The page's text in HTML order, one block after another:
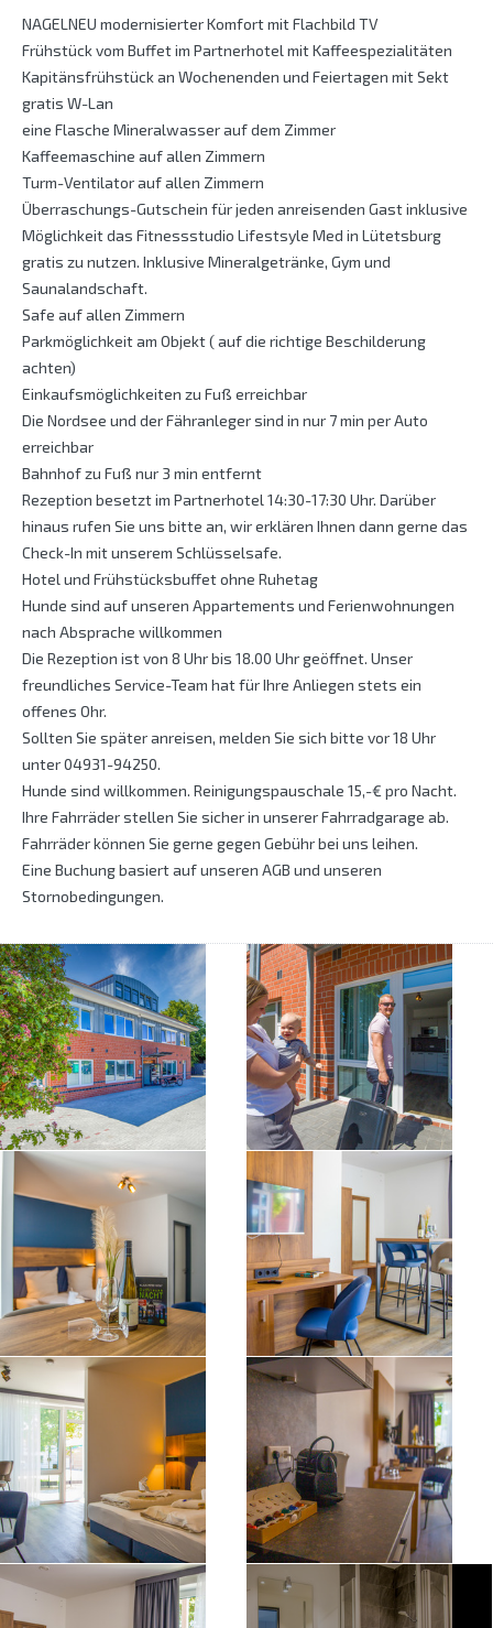
NAGELNEU modernisierter Komfort mit Flachbild TV
Frühstück vom Buffet im Partnerhotel mit Kaffeespezialitäten
Kapitänsfrühstück an Wochenenden und Feiertagen mit Sekt
gratis W-Lan
eine Flasche Mineralwasser auf dem Zimmer
Kaffeemaschine auf allen Zimmern
Turm-Ventilator auf allen Zimmern
Überraschungs-Gutschein für jeden anreisenden Gast inklusive
Möglichkeit das Fitnessstudio Lifestsyle Med in Lütetsburg
gratis zu nutzen. Inklusive Mineralgetränke, Gym und
Saunalandschaft.
Safe auf allen Zimmern
Parkmöglichkeit am Objekt ( auf die richtige Beschilderung
achten)
Einkaufsmöglichkeiten zu Fuß erreichbar
Die Nordsee und der Fähranleger sind in nur 7 min per Auto
erreichbar
Bahnhof zu Fuß nur 3 min entfernt
Rezeption besetzt im Partnerhotel 14:30-17:30 Uhr. Darüber
hinaus rufen Sie uns bitte an, wir erklären Ihnen dann gerne das
Check-In mit unserem Schlüsselsafe.
Hotel und Frühstücksbuffet ohne Ruhetag
Hunde sind auf unseren Appartements und Ferienwohnungen
nach Absprache willkommen
Die Rezeption ist von 8 Uhr bis 18.00 Uhr geöffnet. Unser
freundliches Service-Team hat für Ihre Anliegen stets ein
offenes Ohr.
Sollten Sie später anreisen, melden Sie sich bitte vor 18 Uhr
unter 04931-94250.
Hunde sind willkommen. Reinigungspauschale 15,-€ pro Nacht.
Ihre Fahrräder stellen Sie sicher in unserer Fahrradgarage ab.
Fahrräder können Sie gerne gegen Gebühr bei uns leihen.
Eine Buchung basiert auf unseren AGB und unseren
Stornobedingungen.